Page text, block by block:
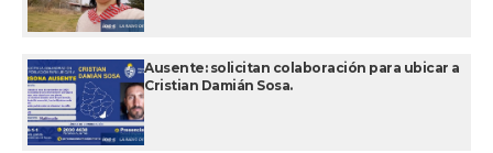
Ausente: solicitan colaboración para ubicar a
Cristian Damián Sosa.